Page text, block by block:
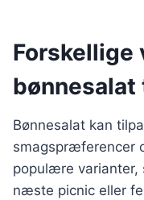
Forskellige
bønnesalat
Bønnesalat kan
smagspræferencer
populære varianter,
næste picnic eller